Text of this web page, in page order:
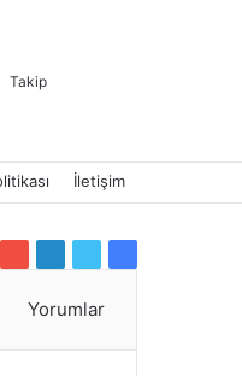
yap
Ol
Takip
İletişim
Yorumlar